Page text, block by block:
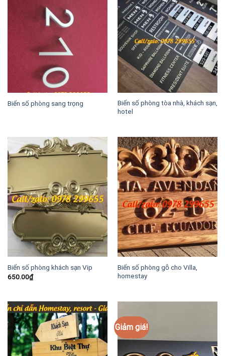
Biển số phòng sang trọng
Biển số phòng tòa nhà, khách sạn,
hotel
Biển số phòng khách sạn Vip
650.00₫
Biển số phòng gỗ cho Villa,
homestay
Giảm giá!